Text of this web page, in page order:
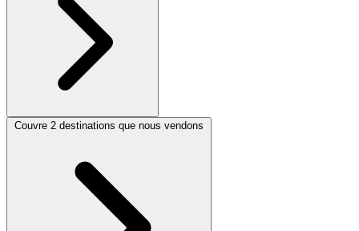
Couvre 2 destinations que nous vendons